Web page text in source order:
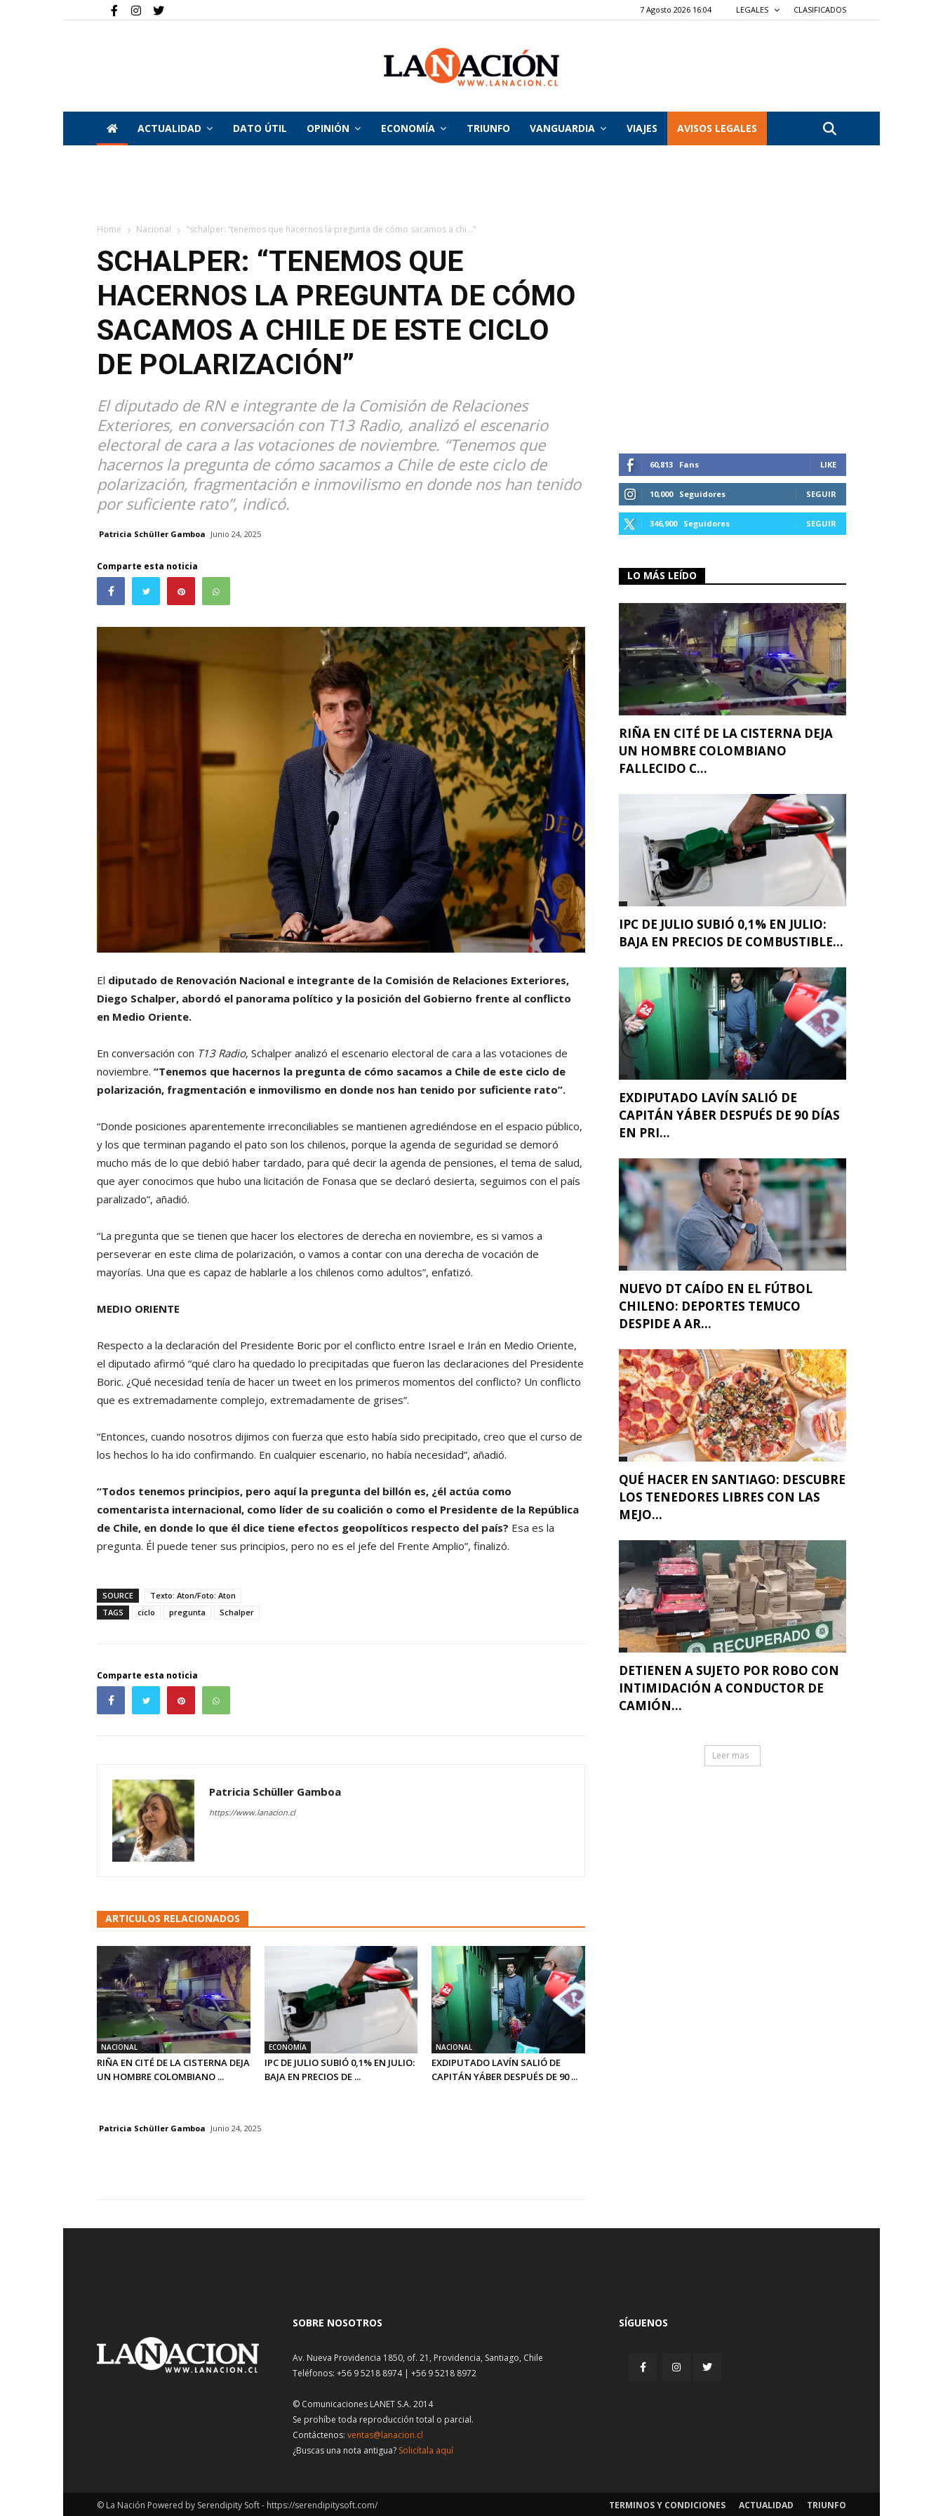
7 Agosto 2026 16:04 LEGALES CLASIFICADOS
La
ACTUALIDAD DATO ÚTIL OPINIÓN ECONOMÍA TRIUNFO VANGUARDIA VIAJES AVISOS LEGALES
Home Nacional "schalper: “tenemos que hacernos la pregunta de cómo sacamos a chi..."
SCHALPER: “TENEMOS QUE
HACERNOS LA PREGUNTA DE CÓMO
SACAMOS A CHILE DE ESTE CICLO
DE POLARIZACIÓN”
El diputado de RN e integrante de la Comisión de Relaciones
Exteriores, en conversación con T13 Radio, analizó el escenario
electoral de cara a las votaciones de noviembre. “Tenemos que
hacernos la pregunta de cómo sacamos a Chile de este ciclo de
polarización, fragmentación e inmovilismo en donde nos han tenido
por suficiente rato”, indicó.
Patricia Schüller Gamboa Junio 24, 2025
Comparte esta noticia
El diputado de Renovación Nacional e integrante de la Comisión de Relaciones Exteriores,
Diego Schalper, abordó el panorama político y la posición del Gobierno frente al conflicto
en Medio Oriente.
En conversación con T13 Radio, Schalper analizó el escenario electoral de cara a las votaciones de
noviembre. “Tenemos que hacernos la pregunta de cómo sacamos a Chile de este ciclo de
polarización, fragmentación e inmovilismo en donde nos han tenido por suficiente rato”.
“Donde posiciones aparentemente irreconciliables se mantienen agrediéndose en el espacio público,
y los que terminan pagando el pato son los chilenos, porque la agenda de seguridad se demoró
mucho más de lo que debió haber tardado, para qué decir la agenda de pensiones, el tema de salud,
que ayer conocimos que hubo una licitación de Fonasa que se declaró desierta, seguimos con el país
paralizado”, añadió.
“La pregunta que se tienen que hacer los electores de derecha en noviembre, es si vamos a
perseverar en este clima de polarización, o vamos a contar con una derecha de vocación de
mayorías. Una que es capaz de hablarle a los chilenos como adultos”, enfatizó.
MEDIO ORIENTE
Respecto a la declaración del Presidente Boric por el conflicto entre Israel e Irán en Medio Oriente,
el diputado afirmó “qué claro ha quedado lo precipitadas que fueron las declaraciones del Presidente
Boric. ¿Qué necesidad tenía de hacer un tweet en los primeros momentos del conflicto? Un conflicto
que es extremadamente complejo, extremadamente de grises”.
“Entonces, cuando nosotros dijimos con fuerza que esto había sido precipitado, creo que el curso de
los hechos lo ha ido confirmando. En cualquier escenario, no había necesidad”, añadió.
“Todos tenemos principios, pero aquí la pregunta del billón es, ¿él actúa como
comentarista internacional, como líder de su coalición o como el Presidente de la República
de Chile, en donde lo que él dice tiene efectos geopolíticos respecto del país? Esa es la
pregunta. Él puede tener sus principios, pero no es el jefe del Frente Amplio”, finalizó.
SOURCE
Texto: Aton/Foto: Aton
TAGS
ciclo pregunta Schalper
Comparte esta noticia
Patricia Schüller Gamboa
https://www.lanacion.cl
ARTICULOS RELACIONADOS
NACIONAL
RIÑA EN CITÉ DE LA CISTERNA DEJA
UN HOMBRE COLOMBIANO ...
ECONOMÍA
IPC DE JULIO SUBIÓ 0,1% EN JULIO:
BAJA EN PRECIOS DE ...
NACIONAL
EXDIPUTADO LAVÍN SALIÓ DE
CAPITÁN YÁBER DESPUÉS DE 90 ...
60,813 Fans LIKE
10,000 Seguidores SEGUIR
346,900 Seguidores SEGUIR
LO MÁS LEÍDO
RIÑA EN CITÉ DE LA CISTERNA DEJA
UN HOMBRE COLOMBIANO
FALLECIDO C...
IPC DE JULIO SUBIÓ 0,1% EN JULIO:
BAJA EN PRECIOS DE COMBUSTIBLE...
EXDIPUTADO LAVÍN SALIÓ DE
CAPITÁN YÁBER DESPUÉS DE 90 DÍAS
EN PRI...
NUEVO DT CAÍDO EN EL FÚTBOL
CHILENO: DEPORTES TEMUCO
DESPIDE A AR...
QUÉ HACER EN SANTIAGO: DESCUBRE
LOS TENEDORES LIBRES CON LAS
MEJO...
DETIENEN A SUJETO POR ROBO CON
INTIMIDACIÓN A CONDUCTOR DE
CAMIÓN...
Leer mas
Patricia Schüller Gamboa Junio 24, 2025
SOBRE NOSOTROS
Av. Nueva Providencia 1850, of. 21, Providencia, Santiago, Chile
Teléfonos: +56 9 5218 8974 | +56 9 5218 8972
© Comunicaciones LANET S.A. 2014
Se prohíbe toda reproducción total o parcial.
Contáctenos: ventas@lanacion.cl
¿Buscas una nota antigua? Solicítala aquí
SÍGUENOS
TERMINOS Y CONDICIONES ACTUALIDAD TRIUNFO
© La Nación Powered by Serendipity Soft - https://serendipitysoft.com/